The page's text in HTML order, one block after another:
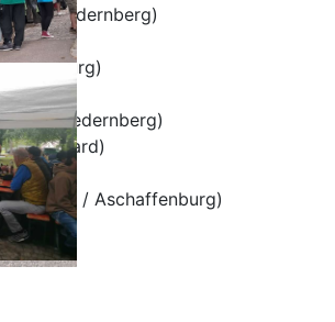
/ Niedernberg)
/ Niedernberg)
/ Aschaffenburg)